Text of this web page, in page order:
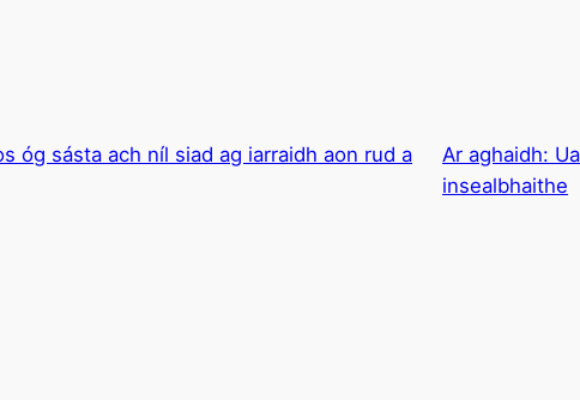
óg sásta ach níl siad ag iarraidh aon rud a
Ar aghaidh:
insealbhaithe